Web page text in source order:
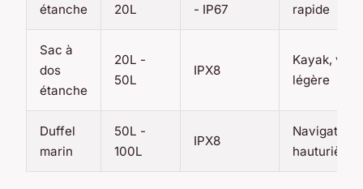
étanche
20L
- IP67
rapide
Sac à
dos
étanche
20L -
50L
IPX8
Kayak, voile
légère
Duffel
marin
50L -
100L
IPX8
Navigation
hauturière